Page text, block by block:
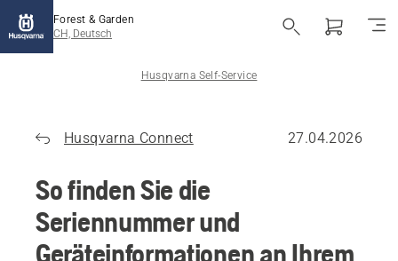
Forest & Garden
CH, Deutsch
Husqvarna Self-Service
Husqvarna Connect 27.04.2026
So finden Sie die
Seriennummer und
Geräteinformationen an Ihrem